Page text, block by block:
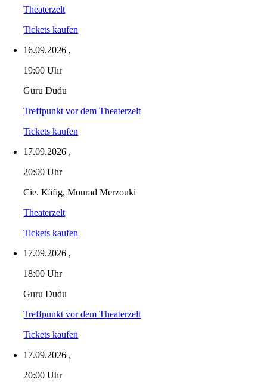
Theaterzelt
Tickets kaufen
16.09.2026 ,
19:00 Uhr
Guru Dudu
Treffpunkt vor dem Theaterzelt
Tickets kaufen
17.09.2026 ,
20:00 Uhr
Cie. Käfig, Mourad Merzouki
Theaterzelt
Tickets kaufen
17.09.2026 ,
18:00 Uhr
Guru Dudu
Treffpunkt vor dem Theaterzelt
Tickets kaufen
17.09.2026 ,
20:00 Uhr